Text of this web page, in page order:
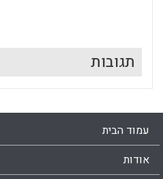
תגובות
עמוד הבית
אודות